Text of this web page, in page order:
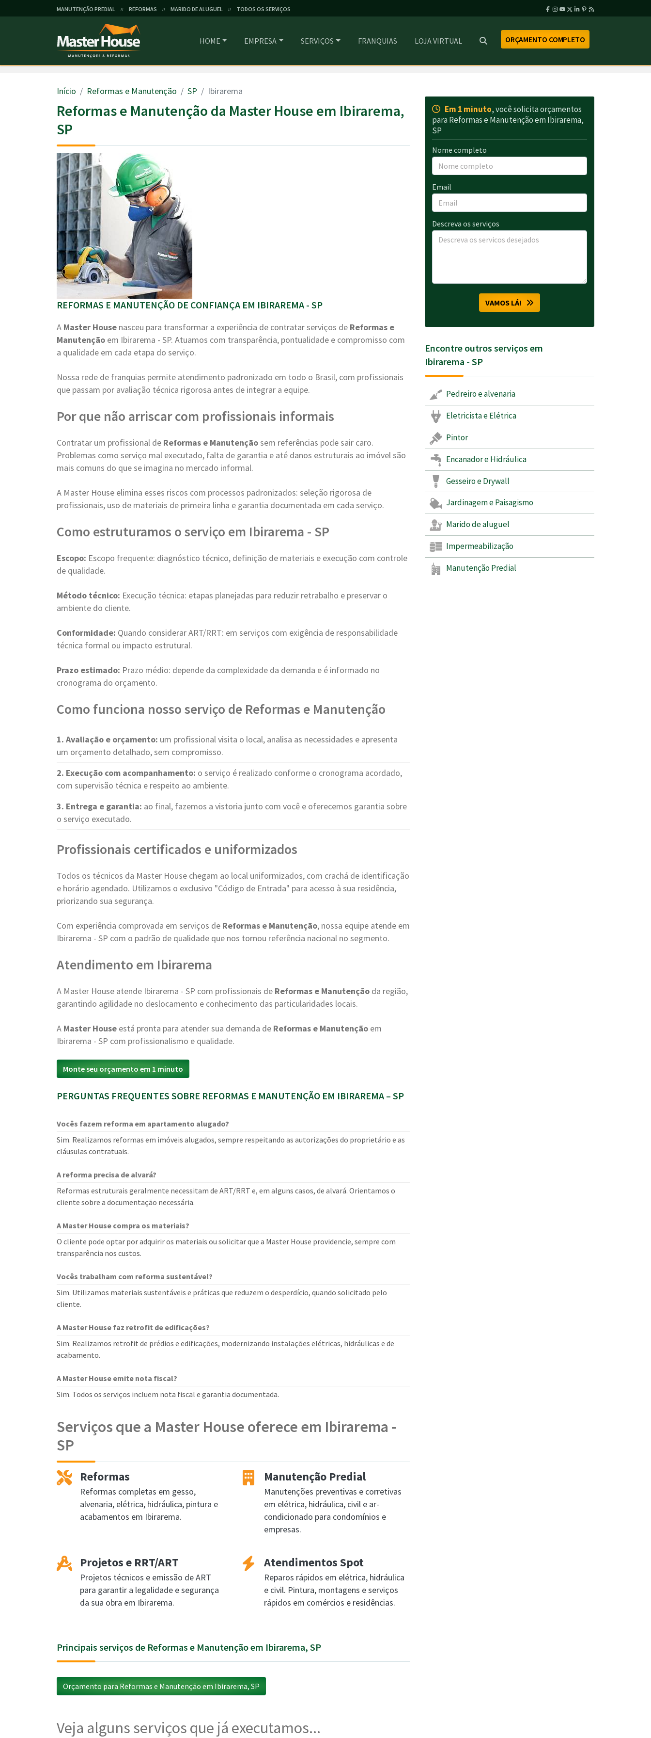
MANUTENÇÃO PREDIAL // REFORMAS // MARIDO DE ALUGUEL // TODOS OS SERVIÇOS
HOME EMPRESA SERVIÇOS FRANQUIAS LOJA VIRTUAL ORÇAMENTO COMPLETO
Início Reformas e Manutenção SP Ibirarema
Reformas e Manutenção da Master House em Ibirarema,
SP
REFORMAS E MANUTENÇÃO DE CONFIANÇA EM IBIRAREMA - SP
A Master House nasceu para transformar a experiência de contratar serviços de Reformas e
Manutenção em Ibirarema - SP. Atuamos com transparência, pontualidade e compromisso com
a qualidade em cada etapa do serviço.
Nossa rede de franquias permite atendimento padronizado em todo o Brasil, com profissionais
que passam por avaliação técnica rigorosa antes de integrar a equipe.
Por que não arriscar com profissionais informais
Contratar um profissional de Reformas e Manutençãosem referências pode sair caro.
Problemas como serviço mal executado, falta de garantia e até danos estruturais ao imóvel são
mais comuns do que se imagina no mercado informal.
A Master House elimina esses riscos com processos padronizados: seleção rigorosa de
profissionais, uso de materiais de primeira linha e garantia documentada em cada serviço.
Como estruturamos o serviço em Ibirarema - SP
Escopo: Escopo frequente: diagnóstico técnico, definição de materiais e execução com controle
de qualidade.
Método técnico: Execução técnica: etapas planejadas para reduzir retrabalho e preservar o
ambiente do cliente.
Conformidade: Quando considerar ART/RRT: em serviços com exigência de responsabilidade
técnica formal ou impacto estrutural.
Prazo estimado: Prazo médio: depende da complexidade da demanda e é informado no
cronograma do orçamento.
Como funciona nosso serviço de Reformas e Manutenção
1. Avaliação e orçamento: um profissional visita o local, analisa as necessidades e apresenta
um orçamento detalhado, sem compromisso.
2. Execução com acompanhamento: o serviço é realizado conforme o cronograma acordado,
com supervisão técnica e respeito ao ambiente.
3. Entrega e garantia: ao final, fazemos a vistoria junto com você e oferecemos garantia sobre
o serviço executado.
Profissionais certificados e uniformizados
Todos os técnicos da Master House chegam ao local uniformizados, com crachá de identificação
e horário agendado. Utilizamos o exclusivo "Código de Entrada" para acesso à sua residência,
priorizando sua segurança.
Com experiência comprovada em serviços de Reformas e Manutenção, nossa equipe atende em
Ibirarema - SP com o padrão de qualidade que nos tornou referência nacional no segmento.
Atendimento em Ibirarema
A Master House atende Ibirarema - SP com profissionais de Reformas e Manutenção da região,
garantindo agilidade no deslocamento e conhecimento das particularidades locais.
A Master House está pronta para atender sua demanda de Reformas e Manutenção em
Ibirarema - SP com profissionalismo e qualidade.
Monte seu orçamento em 1 minuto
PERGUNTAS FREQUENTES SOBRE REFORMAS E MANUTENÇÃO EM IBIRAREMA – SP
Vocês fazem reforma em apartamento alugado?
Sim. Realizamos reformas em imóveis alugados, sempre respeitando as autorizações do proprietário e as
cláusulas contratuais.
A reforma precisa de alvará?
Reformas estruturais geralmente necessitam de ART/RRT e, em alguns casos, de alvará. Orientamos o
cliente sobre a documentação necessária.
A Master House compra os materiais?
O cliente pode optar por adquirir os materiais ou solicitar que a Master House providencie, sempre com
transparência nos custos.
Vocês trabalham com reforma sustentável?
Sim. Utilizamos materiais sustentáveis e práticas que reduzem o desperdício, quando solicitado pelo
cliente.
A Master House faz retrofit de edificações?
Sim. Realizamos retrofit de prédios e edificações, modernizando instalações elétricas, hidráulicas e de
acabamento.
A Master House emite nota fiscal?
Sim. Todos os serviços incluem nota fiscal e garantia documentada.
Serviços que a Master House oferece em Ibirarema -
SP
Reformas
Reformas completas em gesso,
alvenaria, elétrica, hidráulica, pintura e
acabamentos em Ibirarema.
Manutenção Predial
Manutenções preventivas e corretivas
em elétrica, hidráulica, civil e ar-
condicionado para condomínios e
empresas.
Projetos e RRT/ART
Projetos técnicos e emissão de ART
para garantir a legalidade e segurança
da sua obra em Ibirarema.
Atendimentos Spot
Reparos rápidos em elétrica, hidráulica
e civil. Pintura, montagens e serviços
rápidos em comércios e residências.
Principais serviços de Reformas e Manutenção em Ibirarema, SP
Orçamento para Reformas e Manutenção em Ibirarema, SP
Veja alguns serviços que já executamos...
Em 1 minuto, você solicita orçamentos
para Reformas e Manutenção em Ibirarema,
SP
Nome completo
Email
Descreva os serviços
VAMOS LÁ!
Encontre outros serviços em
Ibirarema - SP
Pedreiro e alvenaria
Eletricista e Elétrica
Pintor
Encanador e Hidráulica
Gesseiro e Drywall
Jardinagem e Paisagismo
Marido de aluguel
Impermeabilização
Manutenção Predial